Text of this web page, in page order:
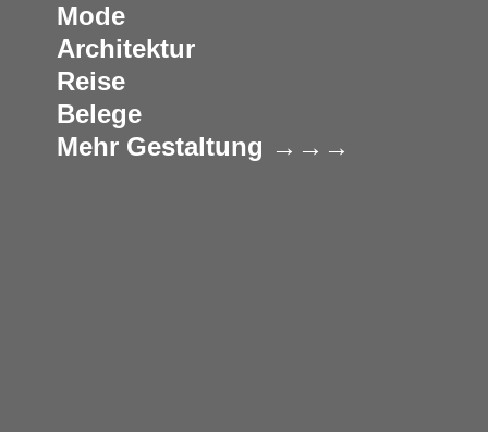
Mode
Architektur
Reise
Belege
Mehr Gestaltung →→→